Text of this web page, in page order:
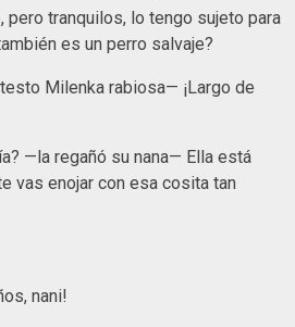
pero tranquilos, lo tengo sujeto para
es un perro salvaje?
Milenka rabiosa— ¡Largo de
—la regañó su nana— Ella está
vas enojar con esa cosita tan
nani!